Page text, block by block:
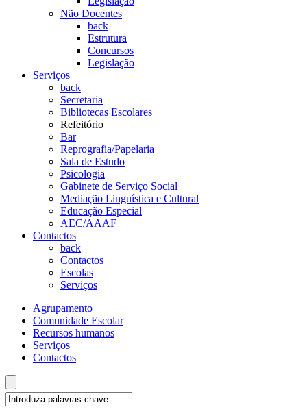
Não Docentes
back
Estrutura
Concursos
Legislação
Serviços
back
Secretaria
Bibliotecas Escolares
Refeitório
Bar
Reprografia/Papelaria
Sala de Estudo
Psicologia
Gabinete de Serviço Social
Mediação Linguística e Cultural
Educação Especial
AEC/AAAF
Contactos
back
Contactos
Escolas
Serviços
Agrupamento
Comunidade Escolar
Recursos humanos
Serviços
Contactos